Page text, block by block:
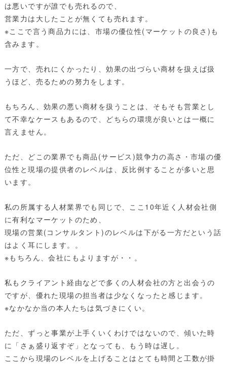
は悪いですが誰でも売れるので、
営業力は大したことが無くても売れます。
※ここで言う商品力には、市場の優位性(マーケットの良さ)も
含みます。
一方で、売れにくかったり、効果の出づらい商材を扱えば扱
うほど、売るための努力をします。
もちろん、効果の悪い商材を扱うことは、そもそも営業とし
て不幸なケースもあるので、どちらの環境が良いとは一概に
言えません。
ただ、どこの業界でも商品(サービス)競争力の高さ・市場の優
位性と現場の提供者のレベルは、反比例することが多いと思
います。
私の所属する人材業界でも同じで、ここ10年近く人材会社側
に有利なマーケットのため、
現場の営業(コンサルタント)のレベルは下がる一方だという話
はよく耳にします。。
※もちろん、会社にもよりますが・・。
私もクライアント経由などで多くの人材会社の方と出会うの
ですが、優れた現場の担当者は少なくなったと感じます。
※なかなか当の本人たちは気づきにくい。
ただ、ずっと事業が上手くいくわけではないので、傾いた時
に「さぁ盛り返すぞ」となっても、もう時は遅し。
ここから現場のレベルを上げることはとても時間と工数が掛